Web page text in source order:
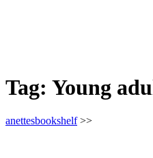
Tag: Young
anettesbookshelf>>